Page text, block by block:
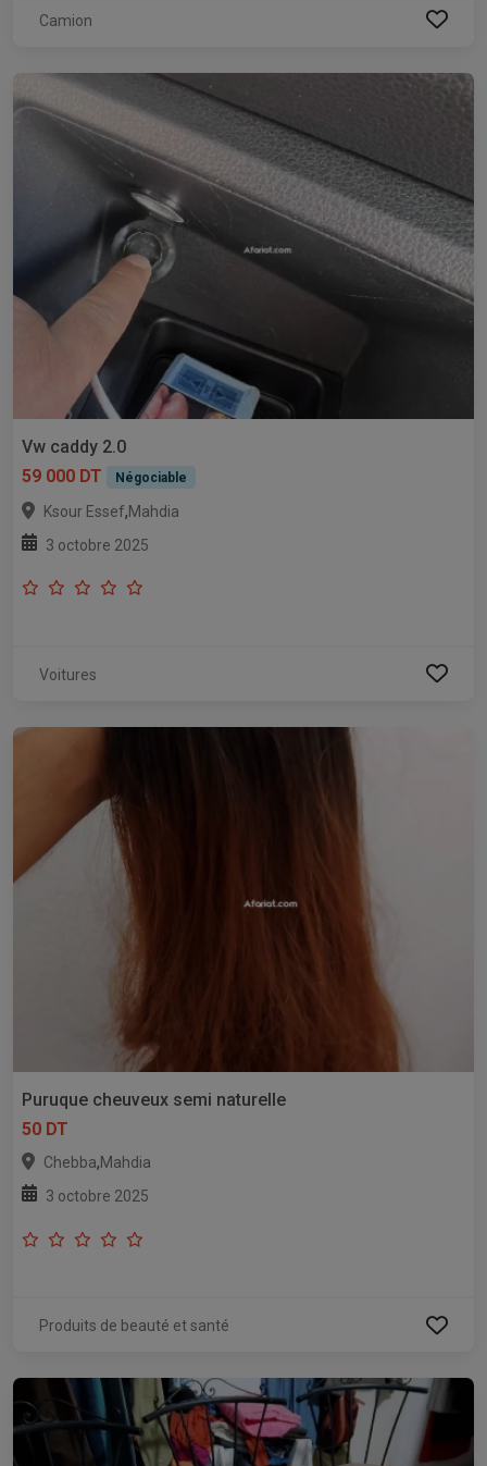
Camion
Vw caddy 2.0
59 000 DT
Négociable
Ksour Essef,Mahdia
3 octobre 2025
Voitures
Puruque cheuveux semi naturelle
50 DT
Chebba,Mahdia
3 octobre 2025
Produits de beauté et santé